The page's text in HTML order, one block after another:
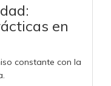
en
constante con la